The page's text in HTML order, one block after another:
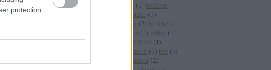
protection.
berlin ( 1 ) berliner
bestillo ( 1 )
betétdíj (2) betlehem
bianca ( 1 ) biblia ( 1 )
bíboros
bíborosi áldás ( 1 )
bill clinton ( 1 ) bio (7)
biodinamika (2)